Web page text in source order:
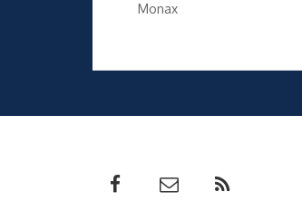
Monax